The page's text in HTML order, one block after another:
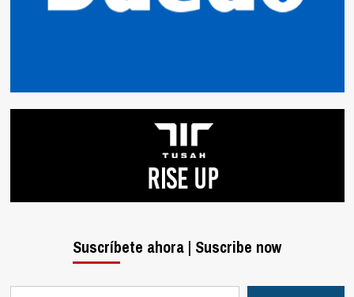
Suscríbete ahora | Suscribe now
Escribe tu correo electrónico…